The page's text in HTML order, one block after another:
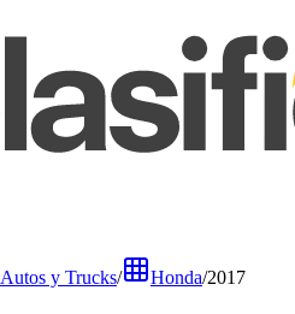
Autos y Trucks/ Honda/2017